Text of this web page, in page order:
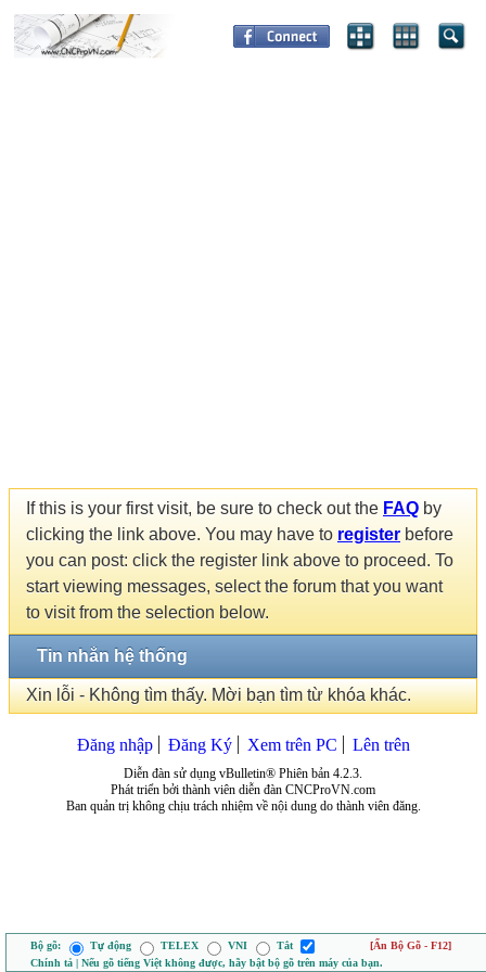
If this is your first visit, be sure to check out the FAQ by
clicking the link above. You may have to register before
you can post: click the register link above to proceed. To
start viewing messages, select the forum that you want
to visit from the selection below.
Tin nhắn hệ thống
Xin lỗi - Không tìm thấy. Mời bạn tìm từ khóa khác.
Đăng nhập Đăng Ký Xem trên PC Lên trên
Diễn đàn sử dụng vBulletin® Phiên bản 4.2.3.
Phát triển bởi thành viên diễn đàn CNCProVN.com
Ban quản trị không chịu trách nhiệm về nội dung do thành viên đăng.
Bộ gõ: Tự động TELEX VNI Tắt
[Ẩn Bộ Gõ - F12]
Chính tả | Nếu gõ tiếng Việt không được, hãy bật bộ gõ trên máy của bạn.